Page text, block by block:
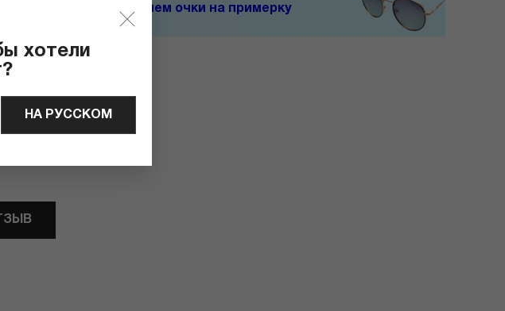
Отправляем очки на примерку
хотели
НА РУССКОМ